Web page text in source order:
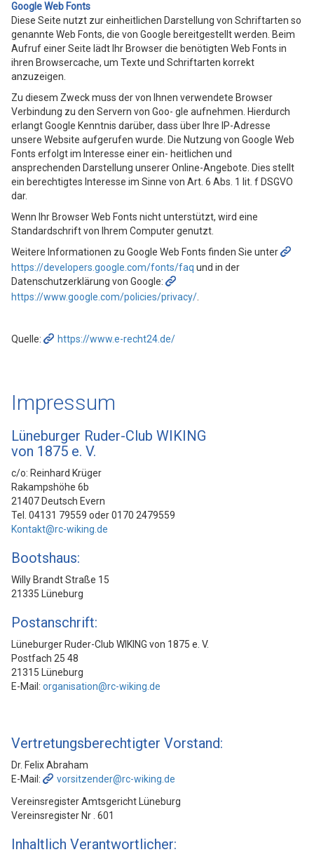
Google Web Fonts
Diese Seite nutzt zur einheitlichen Darstellung von Schriftarten so
genannte Web Fonts, die von Google bereitgestellt werden. Beim
Aufruf einer Seite lädt Ihr Browser die benötigten Web Fonts in
ihren Browsercache, um Texte und Schriftarten korrekt
anzuzeigen.
Zu diesem Zweck muss der von Ihnen verwendete Browser
Verbindung zu den Servern von Goo- gle aufnehmen. Hierdurch
erlangt Google Kenntnis darüber, dass über Ihre IP-Adresse
unsere Website aufgerufen wurde. Die Nutzung von Google Web
Fonts erfolgt im Interesse einer ein- heitlichen und
ansprechenden Darstellung unserer Online-Angebote. Dies stellt
ein berechtigtes Interesse im Sinne von Art. 6 Abs. 1 lit. f DSGVO
dar.
Wenn Ihr Browser Web Fonts nicht unterstützt, wird eine
Standardschrift von Ihrem Computer genutzt.
Weitere Informationen zu Google Web Fonts finden Sie unter
https://developers.google.com/fonts/faq und in der
Datenschutzerklärung von Google:
https://www.google.com/policies/privacy/.
Quelle: https://www.e-recht24.de/
Impressum
Lüneburger Ruder-Club WIKING
von 1875 e. V.
c/o: Reinhard Krüger
Rakampshöhe 6b
21407 Deutsch Evern
Tel. 04131 79559 oder 0170 2479559
Kontakt@rc-wiking.de
Bootshaus:
Willy Brandt Straße 15
21335 Lüneburg
Postanschrift:
Lüneburger Ruder-Club WIKING von 1875 e. V.
Postfach 25 48
21315 Lüneburg
E-Mail: organisation@rc-wiking.de
Vertretungsberechtigter Vorstand:
Dr. Felix Abraham
E-Mail:
vorsitzender@rc-wiking.de
Vereinsregister Amtsgericht Lüneburg
Vereinsregister Nr . 601
Inhaltlich Verantwortlicher: